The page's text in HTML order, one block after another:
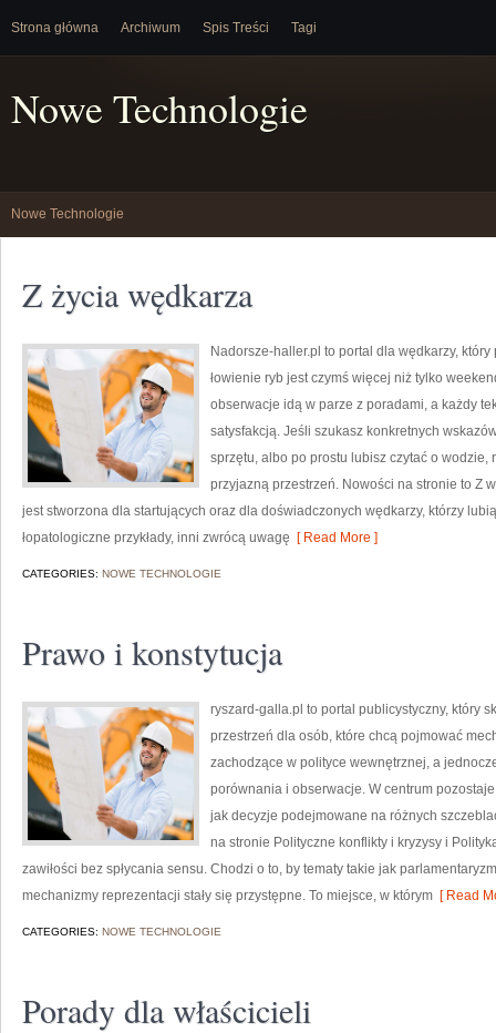
Strona główna Archiwum Spis Treści Tagi
Nowe Technologie
Nowe Technologie
Z życia wędkarza
Nadorsze-haller.pl to portal dla wędkarzy,
łowienie ryb jest czymś więcej niż tylko
obserwacje idą w parze z poradami, a każdy
satysfakcją. Jeśli szukasz konkretnych
sprzętu, albo po prostu lubisz czytać o
przyjazną przestrzeń. Nowości na stronie to Z
jest stworzona dla startujących oraz dla doświadczonych wędkarzy, którzy
łopatologiczne przykłady, inni zwrócą uwagę [ Read More ]
CATEGORIES: NOWE TECHNOLOGIE
Prawo i konstytucja
ryszard-galla.pl to portal publicystyczny, który
przestrzeń dla osób, które chcą pojmować
zachodzące w polityce wewnętrznej, a
porównania i obserwacje. W centrum
jak decyzje podejmowane na różnych
na stronie Polityczne konflikty i kryzysy i
zawiłości bez spłycania sensu. Chodzi o to, by tematy takie jak
mechanizmy reprezentacji stały się przystępne. To miejsce, w którym [ Read
CATEGORIES: NOWE TECHNOLOGIE
Porady dla właścicieli